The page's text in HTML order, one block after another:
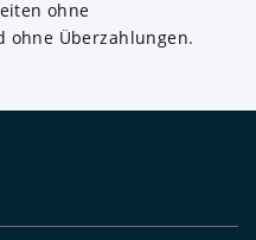
ohne
ohne Überzahlungen.